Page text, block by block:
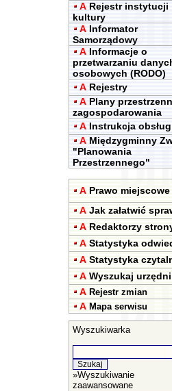
A Rejestr instytucji
kultury
A Informator
Samorządowy
A Informacje o
przetwarzaniu
osobowych (RODO)
A Rejestry
A Plany
zagospodarowania
A Instrukcja
A Międzygminny
"Planowania
Przestrzennego"
A Prawo miejscowe
A Jak załatwić
A Redaktorzy
A Statystyka
A Statystyka
A Wyszukaj
A Rejestr zmian
A Mapa serwisu
Wyszukiwarka
»Wyszukiwanie
zaawansowane